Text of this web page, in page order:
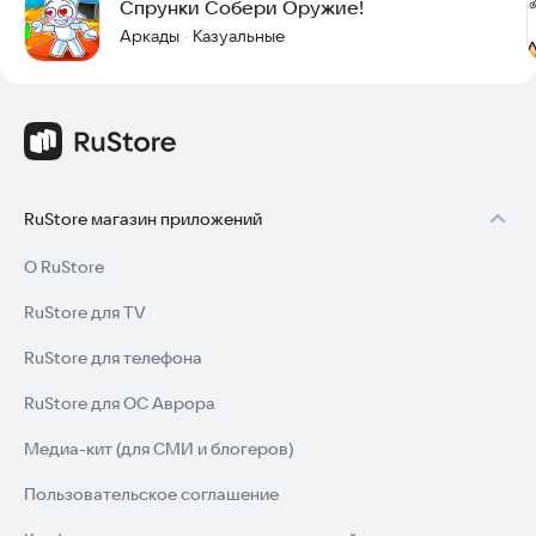
Спрунки Собери Оружие!
Аркады · Казуальные
RuStore магазин приложений
О RuStore
RuStore для TV
RuStore для телефона
RuStore для ОС Аврора
Медиа-кит (для СМИ и блогеров)
Пользовательское соглашение